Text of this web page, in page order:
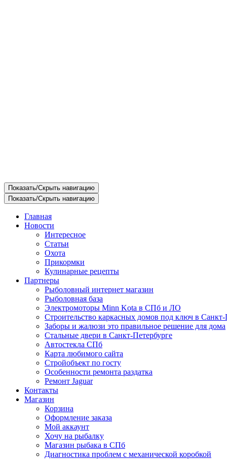
Показать/Скрыть навигацию
Показать/Скрыть навигацию
Главная
Новости
Интересное
Статьи
Охота
Прикормки
Кулинарные рецепты
Партнеры
Рыболовный интернет магазин
Рыболовная база
Электромоторы Minn Kota в СПб и ЛО
Строительство каркасных домов под ключ в Санкт-
Заборы и жалюзи это правильное решение для дома
Стальные двери в Санкт-Петербурге
Автостекла СПб
Карта любимого сайта
Стройобъект по госту
Особенности ремонта раздатка
Ремонт Jaguar
Контакты
Магазин
Корзина
Оформление заказа
Мой аккаунт
Хочу на рыбалку
Магазин рыбака в СПб
Диагностика проблем с механической коробкой